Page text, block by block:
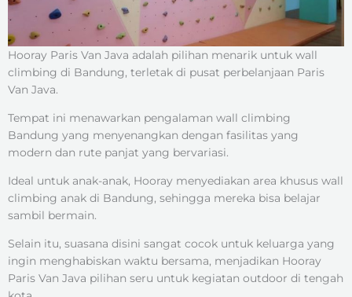
Hooray Paris Van Java adalah pilihan menarik untuk wall
climbing di Bandung, terletak di pusat perbelanjaan Paris
Van Java.
Tempat ini menawarkan pengalaman wall climbing
Bandung yang menyenangkan dengan fasilitas yang
modern dan rute panjat yang bervariasi.
Ideal untuk anak-anak, Hooray menyediakan area khusus wall
climbing anak di Bandung, sehingga mereka bisa belajar
sambil bermain.
Selain itu, suasana disini sangat cocok untuk keluarga yang
ingin menghabiskan waktu bersama, menjadikan Hooray
Paris Van Java pilihan seru untuk kegiatan outdoor di tengah